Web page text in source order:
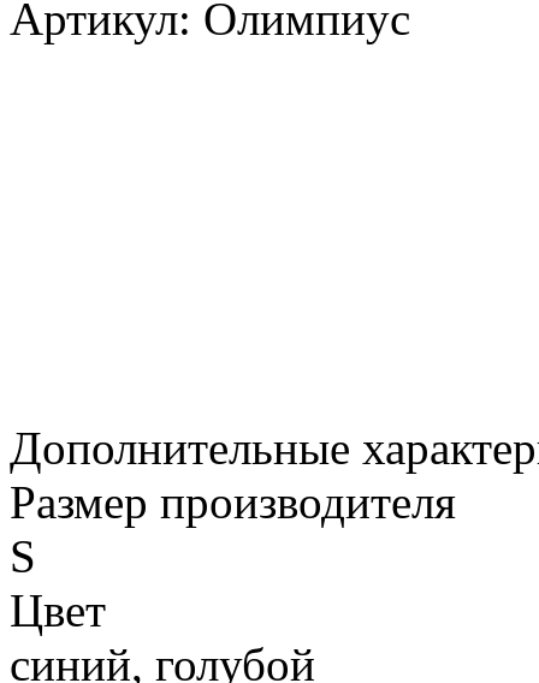
Артикул: Олимпиус
Дополнительные
Размер производителя
S
Цвет
синий, голубой